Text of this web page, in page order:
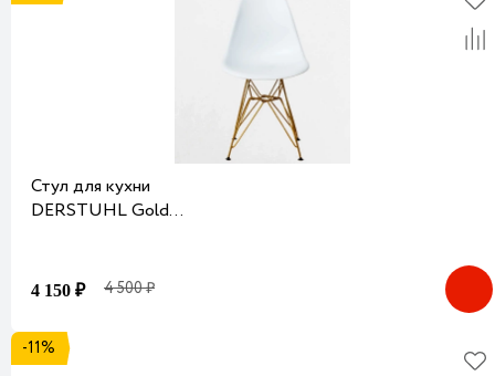
Стул для кухни
DERSTUHL Gold
4 150 ₽ 4 500 ₽
-11%